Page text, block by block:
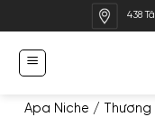
qua
dung
438
Apa Niche /